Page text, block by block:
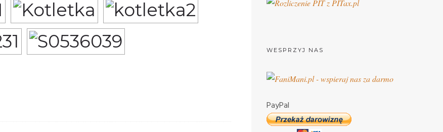
WESPRZYJ NAS
PayPal